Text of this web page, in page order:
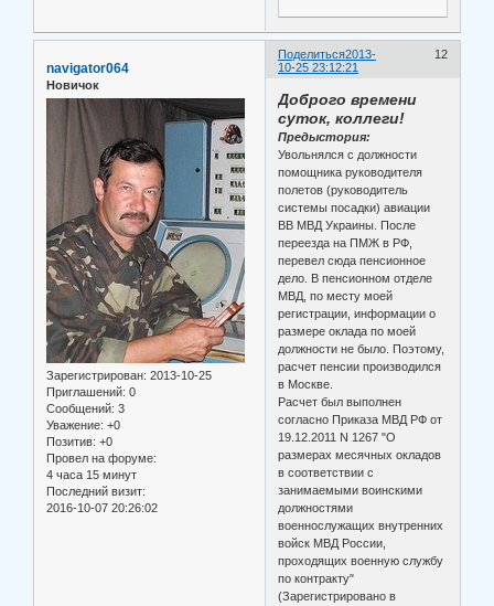
Поделиться 12
2013-
10-25 23:12:21
navigator064
Новичок
Зарегистрирован: 2013-10-25
Приглашений: 0
Сообщений: 3
Уважение: +0
Позитив: +0
Провел на форуме:
4 часа 15 минут
Последний визит:
2016-10-07 20:26:02
Доброго времени
суток, коллеги!
Предыстория:
Увольнялся с должности
помощника руководителя
полетов (руководитель
системы посадки) авиации
ВВ МВД Украины. После
переезда на ПМЖ в РФ,
перевел сюда пенсионное
дело. В пенсионном отделе
МВД, по месту моей
регистрации, информации о
размере оклада по моей
должности не было. Поэтому,
расчет пенсии производился
в Москве.
Расчет был выполнен
согласно Приказа МВД РФ от
19.12.2011 N 1267 "О
размерах месячных окладов
в соответствии с
занимаемыми воинскими
должностями
военнослужащих внутренних
войск МВД России,
проходящих военную службу
по контракту"
(Зарегистрировано в